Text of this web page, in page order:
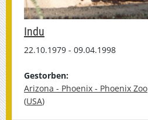
Indu
22.10.1979 - 09.04.1998
Gestorben:
Arizona - Phoenix - Phoenix Zoo
(USA)